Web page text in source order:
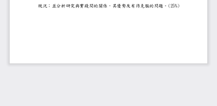
現況
； 並分析研究與實踐間的關係
， 其優勢及有待克服的問題。
(25%)